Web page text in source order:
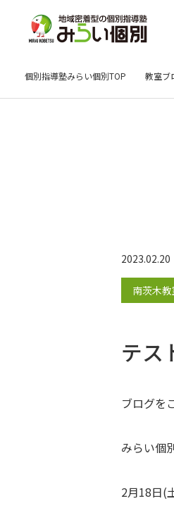
個別指導塾みらい個別TOP 教室ブ
2023.02.20
南茨木教
テス
ブログを
みらい個
2月18日(